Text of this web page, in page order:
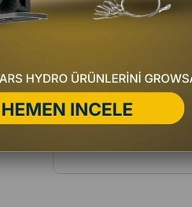
Favorilere Ekle
Yorum Yaz